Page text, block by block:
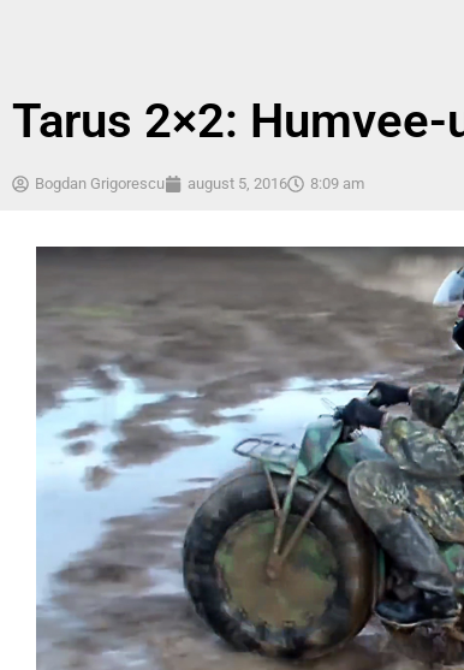
Tarus 2×2:
Bogdan Grigorescu august 5, 2016 8:09 am